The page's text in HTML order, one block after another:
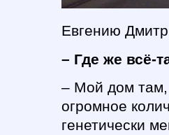
Евгению
– Где же всё-
– Мой дом там,
огромное
генетически